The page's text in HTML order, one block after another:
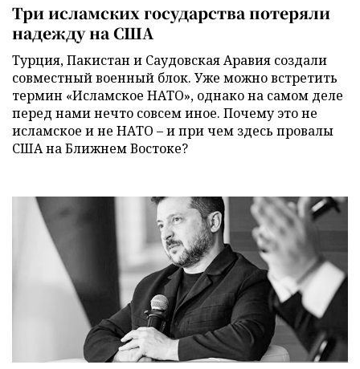
Три исламских государства потеряли
надежду на США
Турция, Пакистан и Саудовская Аравия создали
совместный военный блок. Уже можно встретить
термин «Исламское НАТО», однако на самом деле
перед нами нечто совсем иное. Почему это не
исламское и не НАТО – и при чем здесь провалы
США на Ближнем Востоке?